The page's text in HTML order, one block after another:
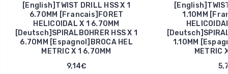
[English]TWIST DRILL HSS X 1
6.70MM [Francais]FORET
HELICOIDAL X 1 6.70MM
[Deutsch]SPIRALBOHRER HSS X 1
6.70MM [Espagnol]BROCA HEL
METRIC X 1 6.70MM
9,14€
1.10MM
1.10MM
METRIC